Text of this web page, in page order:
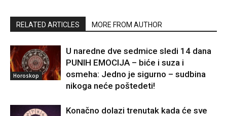
RELATED ARTICLES MORE FROM AUTHOR
Horoskop
U naredne dve sedmice sledi 14 dana
PUNIH EMOCIJA – biće i suza i
osmeha: Jedno je sigurno – sudbina
nikoga neće poštedeti!
Konačno dolazi trenutak kada će sve